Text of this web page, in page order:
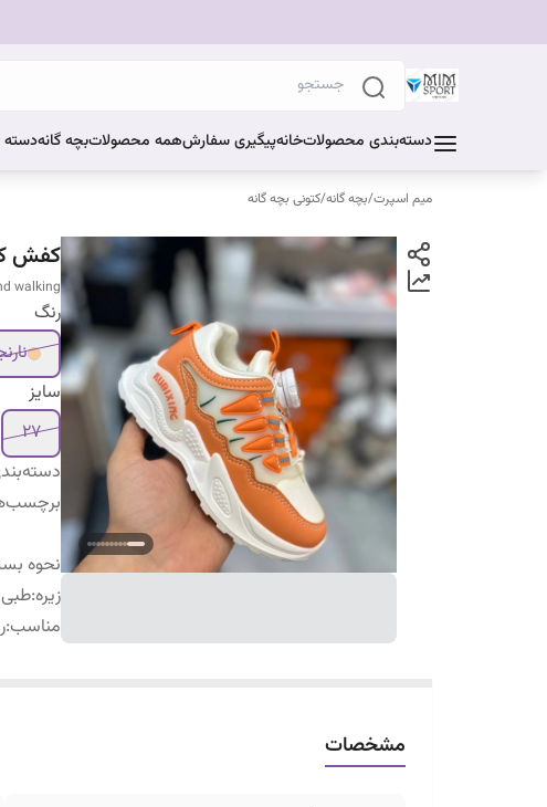
دسته‌بندی محصولاتخانهپیگیری سفارشهمه محصولاتبچه گانهدسته
میم اسپرت/بچه گانه/کتونی بچه گانه
کفش
walking
رنگ
سایز
۲۷
نحوه
زیره:طبی
مناسب:
مشخصات